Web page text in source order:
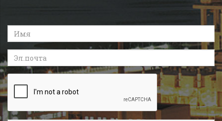
Имя
Эл.почта
Recaptcha